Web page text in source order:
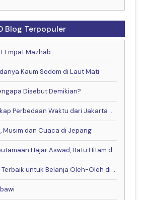
Blog Terpopuler
Empat Mazhab
Kaum Sodom di Laut Mati
Disebut Demikian?
Panduan Lengkap Perbedaan Waktu dari Jakarta ke China, Eropa dan Negara Lain
Musim dan Cuaca di Jepang
Sejarah dan Keutamaan Hajar Aswad, Batu Hitam dari Surga
Berikut 5 Pasar Terbaik untuk Belanja Oleh-Oleh di Kota Makkah